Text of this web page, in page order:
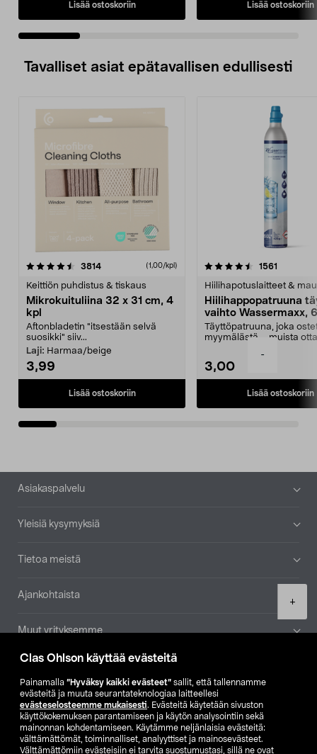
Clas Ohlson käyttää evästeitä
Painamalla ”Hyväksy kaikki evästeet” sallit, että tallennamme
evästeitä ja muuta seurantateknologiaa laitteellesi
evästeselosteemme mukaisesti. Evästeitä käytetään sivuston
käyttökokemuksen parantamiseen ja käytön analysointiin sekä
mainonnan kohdentamiseen. Käytämme neljänlaisia evästeitä:
välttämättömät, toiminnalliset, analyyttiset ja mainosevästeet.
Välttämättömiin evästeisiin ei tarvita suostumustasi, sillä ne ovat
-
+
Lisää ostoskoriin Lisää ostoskoriin
Tavalliset asiat epätavallisen edullisesti
3814arvostelut (1,00/kpl)
Keittiön puhdistus & tiskaus
Mikrokuituliina 32 x 31 cm, 4
kpl
Aftonbladetin "itsestään selvä
suosikki" siiv...
Laji: Harmaa/beige
3,99
Lisää ostoskoriin
4.5viidestä
1561
Hiilihapotuslaitteet &
Hiilihappopatruuna
vaihto Wassermaxx,
Täyttöpatruuna, joka
myymälästä – muista
3,00
Lisää ostoskoriin
4.5viidestä
Alatunniste
Asiakaspalvelu
Yleisiä kysymyksiä
Tietoa meistä
Ajankohtaista
Muut yrityksemme
Etsi myymälä
SE NO FI
FI SV